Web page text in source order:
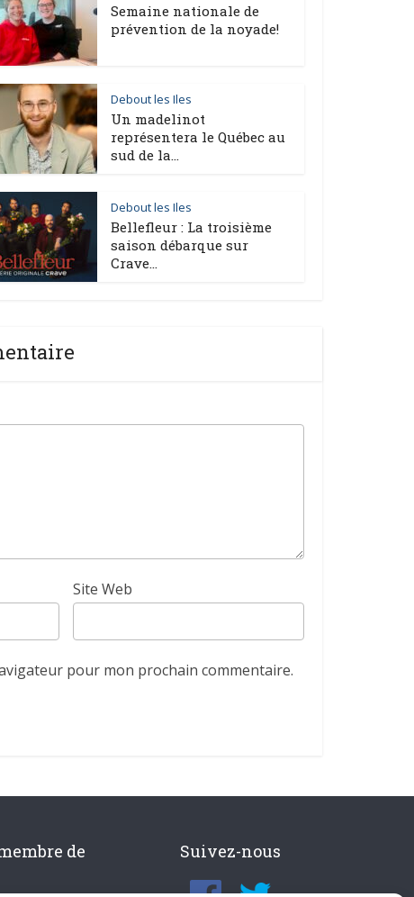
Semaine nationale de
prévention de la noyade!
Debout les Iles
Un madelinot
représentera le Québec au
sud de la...
Debout les Iles
Bellefleur : La troisième
saison débarque sur
Crave...
Site Web
pour mon prochain commentaire.
de
Suivez-nous